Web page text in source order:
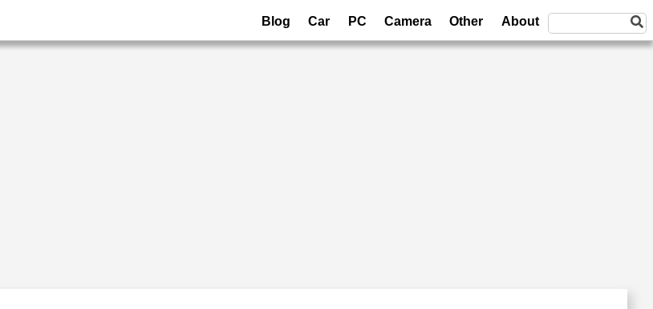
Blog Car PC Camera Other About